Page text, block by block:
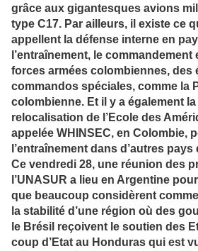
grâce aux gigantesques avions
type C17. Par ailleurs, il existe ce
appellent la défense interne en
l’entraînement, le
forces armées colombiennes, des
commandos spéciales, comme la
colombienne. Et il y a également
relocalisation de l’Ecole des
appelée WHINSEC, en Colombie,
l’entraînement dans d’autres
Ce vendredi 28, une réunion des
l’UNASUR a lieu en Argentine
que beaucoup considèrent
la stabilité d’une région où des
le Brésil reçoivent le soutien des
coup d’Etat au Honduras qui est